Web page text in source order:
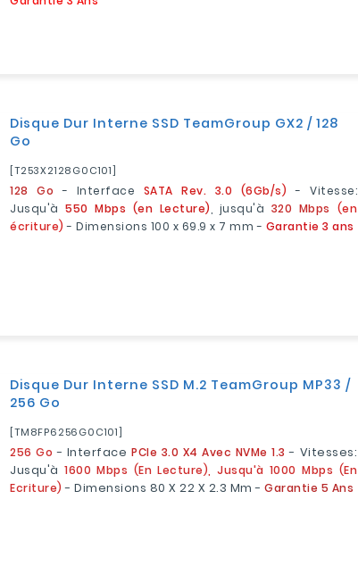
Disque Dur Interne SSD TeamGroup GX2 / 128
Go
[T253X2128G0C101]
128 Go - Interface SATA Rev. 3.0 (6Gb/s) - Vitesse:
Jusqu'à550 Mbps (en Lecture) , jusqu'à 320 Mbps (en
écriture) - Dimensions 100 x 69.9 x 7 mm - Garantie 3 ans
Disque Dur Interne SSD M.2 TeamGroup MP33 /
256 Go
[TM8FP6256G0C101]
256 Go - InterfacePCIe 3.0 X4 Avec NVMe 1.3 - Vitesses:
Jusqu'à1600 Mbps (en Lecture), Jusqu'à 1000 Mbps (en
Ecriture) - Dimensions 80 X 22 X 2.3 Mm -Garantie 5 Ans